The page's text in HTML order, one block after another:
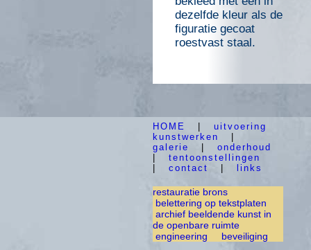
dezelfde kleur als de
figuratie gecoat
roestvast staal.
HOME
uitvoering
kunstwerken
galerie
onderhoud
tentoonstellingen
contact links
restauratie brons
belettering op tekstplaten
archief beeldende kunst in
de openbare ruimte
engineering
beveiliging